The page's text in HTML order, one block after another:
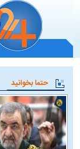
حتما بخوانید